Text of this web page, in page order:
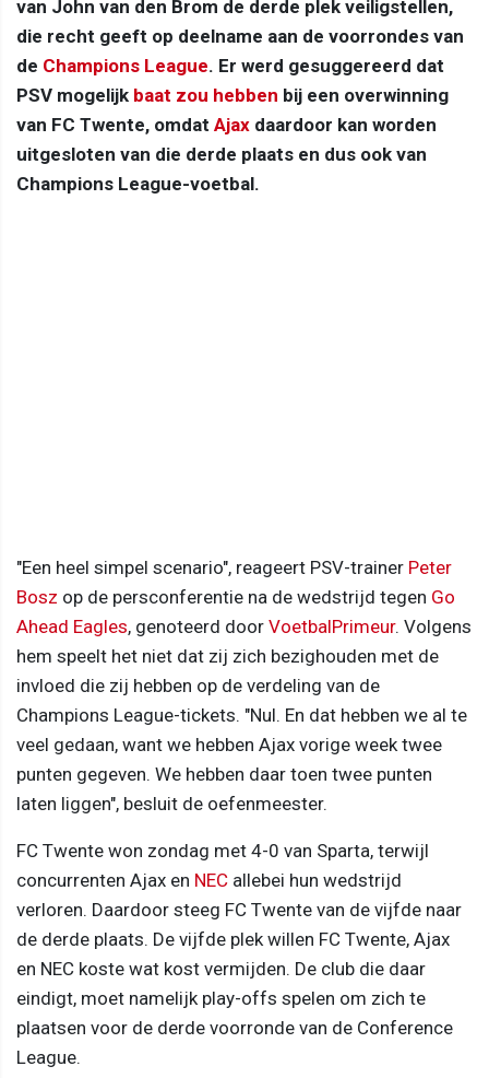
van John van den Brom de derde plek veiligstellen,
die recht geeft op deelname aan de voorrondes van
de Champions League. Er werd gesuggereerd dat
PSV mogelijk baat zou hebben bij een overwinning
van FC Twente, omdat Ajax daardoor kan worden
uitgesloten van die derde plaats en dus ook van
Champions League-voetbal.
"Een heel simpel scenario", reageert PSV-trainer Peter
Bosz op de persconferentie na de wedstrijd tegen Go
Ahead Eagles, genoteerd door VoetbalPrimeur. Volgens
hem speelt het niet dat zij zich bezighouden met de
invloed die zij hebben op de verdeling van de
Champions League-tickets. "Nul. En dat hebben we al te
veel gedaan, want we hebben Ajax vorige week twee
punten gegeven. We hebben daar toen twee punten
laten liggen", besluit de oefenmeester.
FC Twente won zondag met 4-0 van Sparta, terwijl
concurrenten Ajax en NEC allebei hun wedstrijd
verloren. Daardoor steeg FC Twente van de vijfde naar
de derde plaats. De vijfde plek willen FC Twente, Ajax
en NEC koste wat kost vermijden. De club die daar
eindigt, moet namelijk play-offs spelen om zich te
plaatsen voor de derde voorronde van de Conference
League.